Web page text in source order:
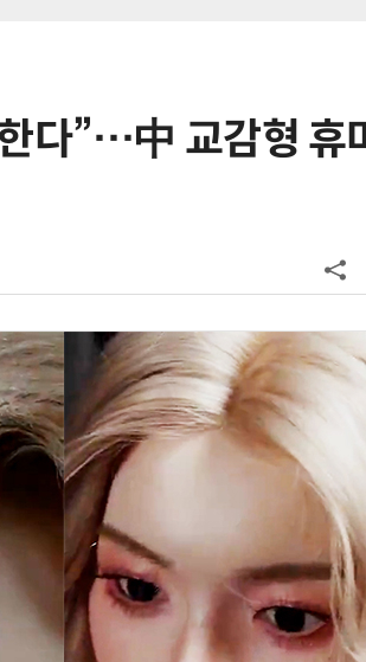
다”…中 교감형 휴
6
“미국에서 아기
뿍 뿌려먹던 '이
식처럼 키워서?
9
“통째로 먹으면
방', 심혈관 건강
“균열 가능성
스' 471대 점검